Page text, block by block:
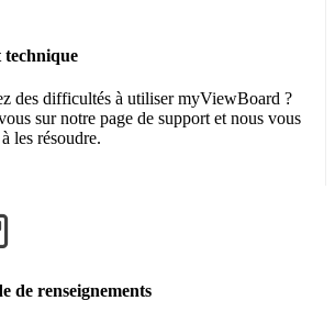
des difficultés à utiliser myViewBoard ?
sur notre page de support et nous vous
les résoudre.
de renseignements